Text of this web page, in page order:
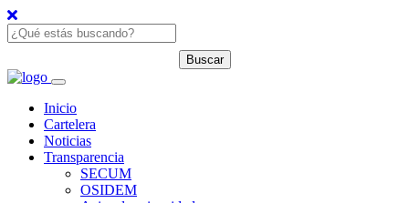
Inicio
Cartelera
Noticias
Transparencia
SECUM
OSIDEM